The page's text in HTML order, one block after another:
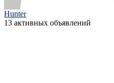
Hunter
13 активных объявлений